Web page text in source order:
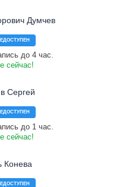
Думчев
до 4 час.
сейчас!
Сергей
до 1 час.
сейчас!
Конева